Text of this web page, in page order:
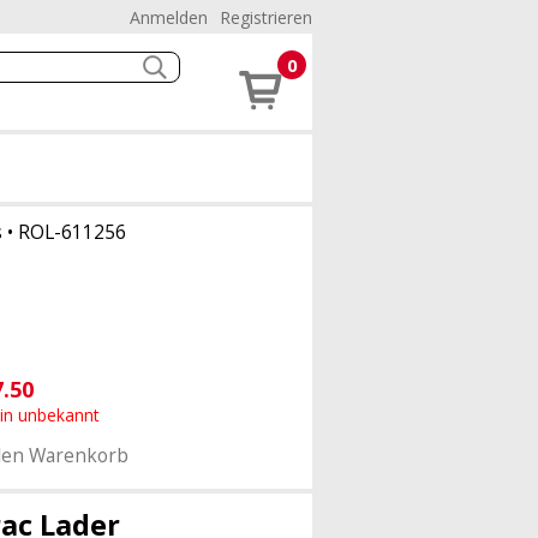
Anmelden Registrieren
0
• ROL-611256
unbekannt
Warenkorb
Lader